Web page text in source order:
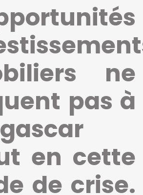
ne
pas à
en cette
de crise.